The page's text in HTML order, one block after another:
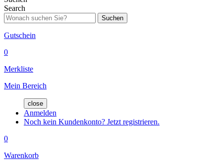
Search
Suchen
Gutschein
0
Merkliste
Mein Bereich
close
Anmelden
Noch kein Kundenkonto? Jetzt registrieren.
0
Warenkorb